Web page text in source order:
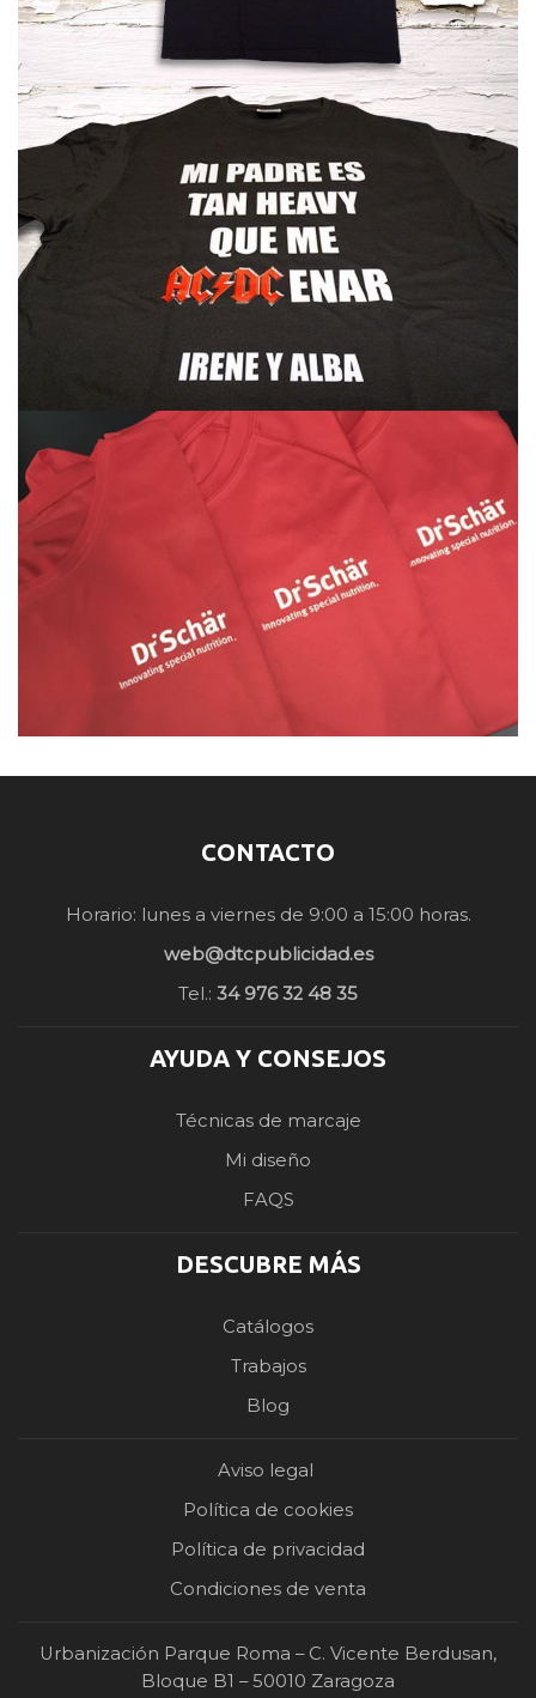
CONTACTO
Horario: lunes a viernes de 9:00 a 15:00 horas.
web@dtcpublicidad.es
Tel.: 34 976 32 48 35
AYUDA Y CONSEJOS
Técnicas de marcaje
Mi diseño
FAQS
DESCUBRE MÁS
Catálogos
Trabajos
Blog
Aviso legal
Política de cookies
Política de privacidad
Condiciones de venta
Urbanización Parque Roma – C. Vicente Berdusan,
Bloque B1 – 50010 Zaragoza